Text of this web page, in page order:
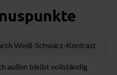
Weiß-Schwarz-Kontrast
außen bleibt vollständig